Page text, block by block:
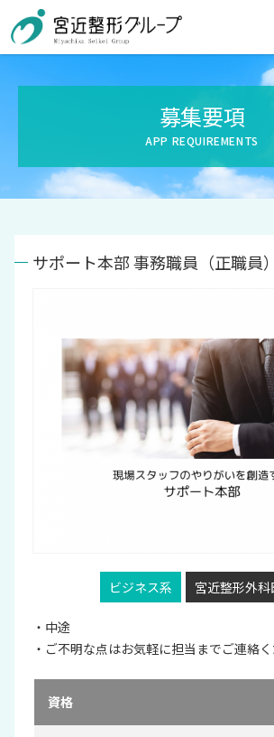
募集要項
サポート本部 事務職員（正職員）
ビジネス系 宮近整形外科
・中途
・ご不明な点はお気軽に担当までご連絡く
資格